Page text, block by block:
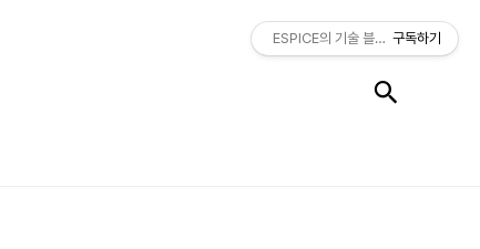
ESPICE의 기술 블로그구독하기